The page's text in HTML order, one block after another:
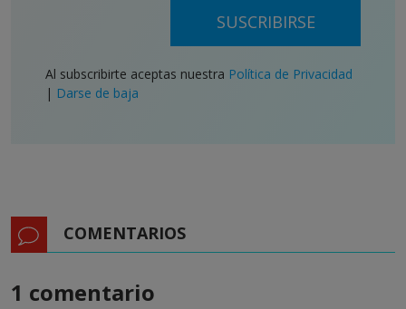
SUSCRIBIRSE
Al subscribirte aceptas nuestra Política de Privacidad
| Darse de baja
COMENTARIOS
1 comentario